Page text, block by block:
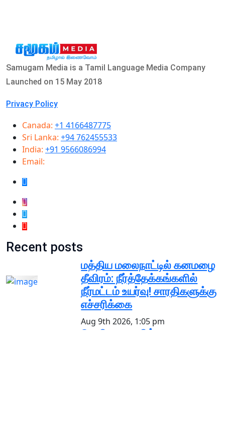
Samugam Media is a Tamil Language Media Company
Launched on 15 May 2018
Privacy Policy
Canada: +1 4166487775
Sri Lanka: +94 762455533
India: +91 9566086994
Email:
Recent posts
மத்திய மலைநாட்டில் கனமழை
தீவிரம்: நீர்த்தேக்கங்களில்
நீர்மட்டம் உயர்வு! சாரதிகளுக்கு
எச்சரிக்கை
Aug 9th 2026, 1:05 pm
வெலிகம கடலில்